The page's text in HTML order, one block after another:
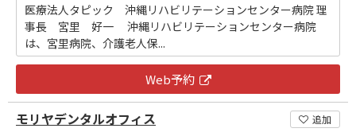
医療法人タピック 沖縄リハビリテーションセンター病院 理
事長 宮里 好一 沖縄リハビリテーションセンター病院
は、宮里病院、介護老人保...
Web予約
モリヤデンタルオフィス 追加